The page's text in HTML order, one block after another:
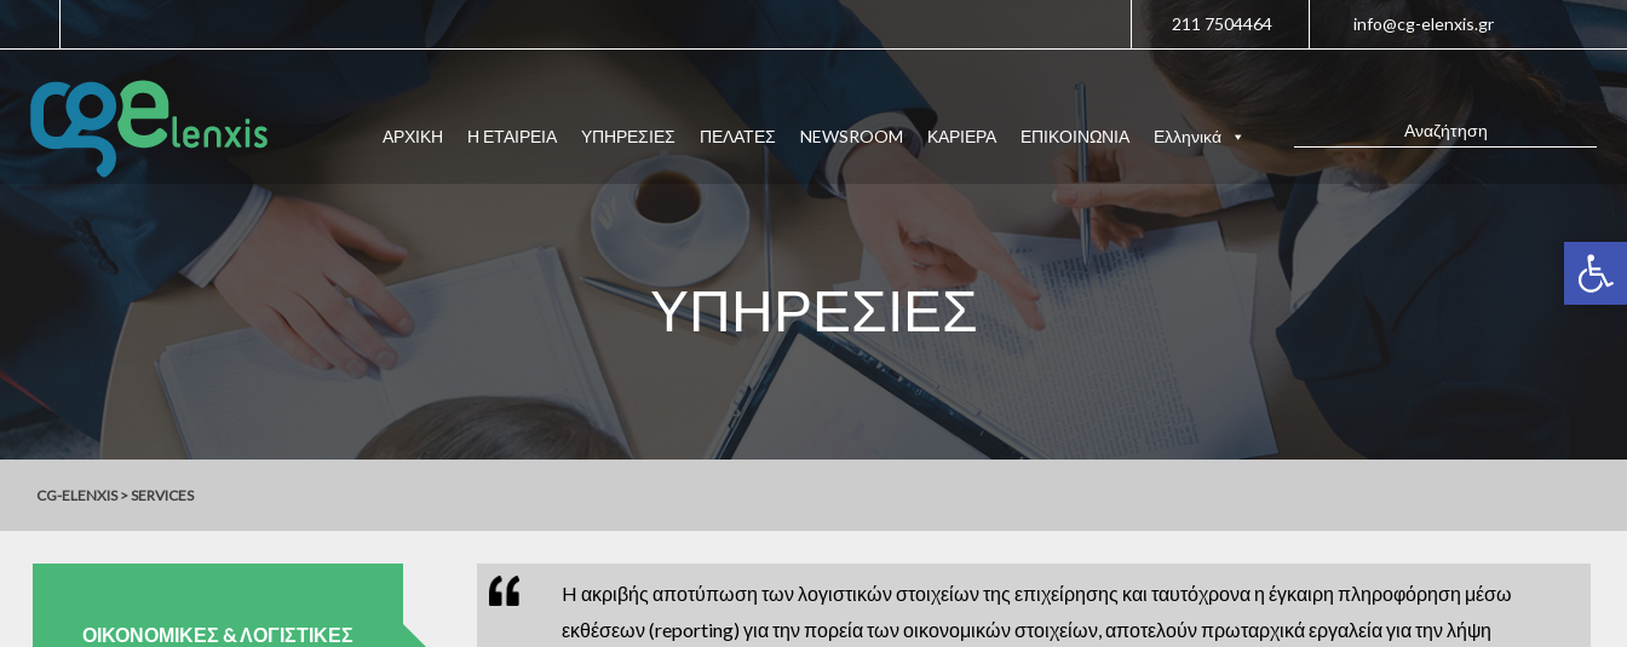
211 7504464 info@cg-elenxis.gr
ΑΡΧΙΚΗ Η ΕΤΑΙΡΕΙΑ ΥΠΗΡΕΣΙΕΣ ΠΕΛΑΤΕΣ NEWSROOM ΚΑΡΙΕΡΑ ΕΠΙΚΟΙΝΩΝΙΑ Ελληνικά
ΥΠΗΡΕΣΙΕΣ
CG-ELENXIS>SERVICES
ΟΙΚΟΝΟΜΙΚΕΣ & ΛΟΓΙΣΤΙΚΕΣ
H ακριβής αποτύπωση των λογιστικών στοιχείων της επιχείρησης και ταυτόχρονα η έγκαιρη πληροφόρηση μέσω
εκθέσεων (reporting) για την πορεία των οικονομικών στοιχείων, αποτελούν πρωταρχικά εργαλεία για την λήψη